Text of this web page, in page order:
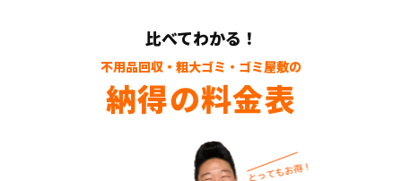
比べてわかる！
不用品回収・粗大ゴミ・ゴミ屋敷の
納得の料金表